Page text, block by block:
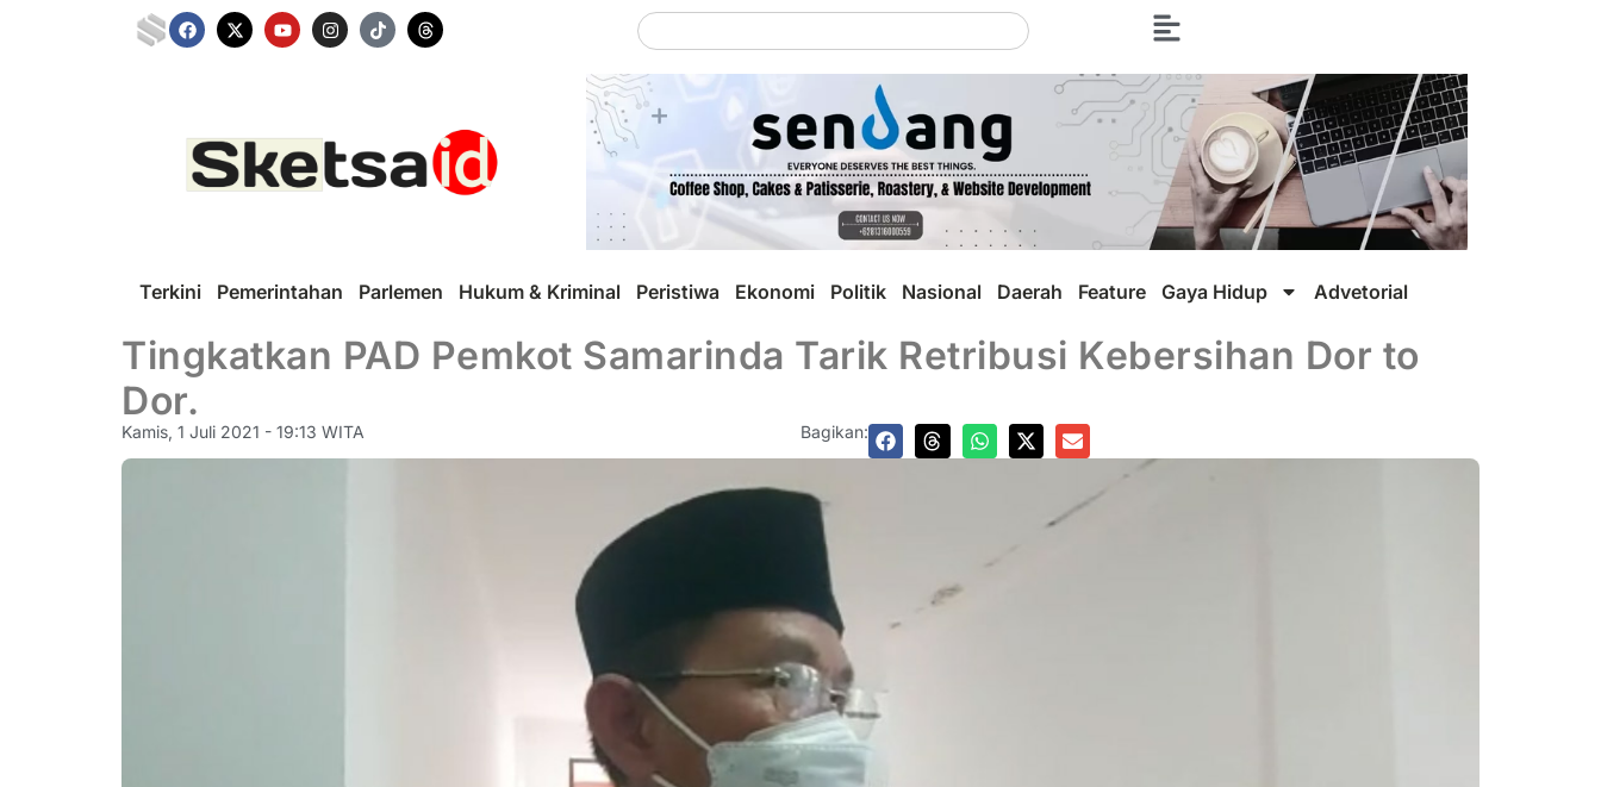
Terkini Pemerintahan Parlemen Hukum & Kriminal Peristiwa Ekonomi Politik Nasional Daerah Feature Gaya Hidup Advetorial
Tingkatkan PAD Pemkot Samarinda Tarik Retribusi Kebersihan Dor to
Dor.
Kamis, 1 Juli 2021 - 19:13 WITA Bagikan: